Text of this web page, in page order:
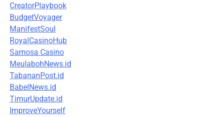
CreatorPlaybook
BudgetVoyager
ManifestSoul
RoyalCasinoHub
Samosa Casino
MeulabohNews.id
TabananPost.id
BabelNews.id
TimurUpdate.id
ImproveYourself